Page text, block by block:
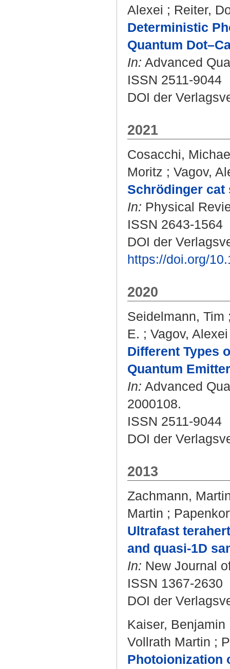
Alexei ; Reiter,
Deterministic
Quantum
In: Advanced
ISSN 2511-9044
DOI der
2021
Cosacchi,
Moritz ; Vagov,
Schrödinger cat
In: Physical
ISSN 2643-1564
DOI der
https://doi.org/
2020
Seidelmann, Tim
E. ; Vagov, Alexei
Different Types
Quantum
In: Advanced
2000108.
ISSN 2511-9044
DOI der
2013
Zachmann,
Martin ;
Ultrafast
and quasi-1D
In: New Journal
ISSN 1367-2630
DOI der
Kaiser, Benjamin
Vollrath Martin ;
Photoionization